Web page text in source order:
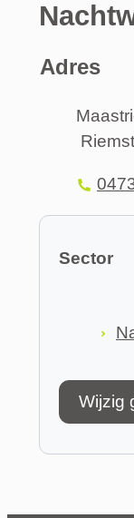
Adres
Adres
Riemst
Sector
Wijzig